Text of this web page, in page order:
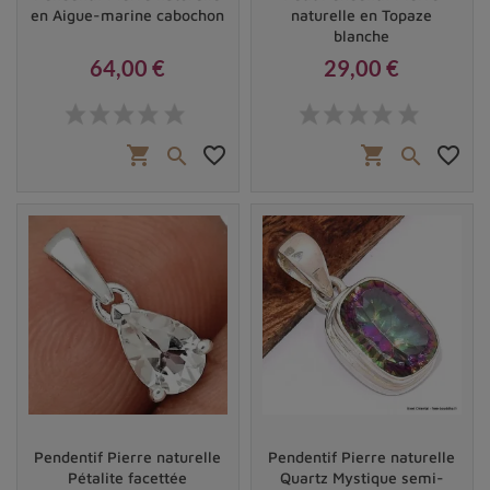
en Aigue-marine cabochon
64,00 €
shopping_cart  favorite_border
naturelle en Topaze
blanche
29,00 €
shopping_cart  favorite_border
Pendentif Pierre naturelle
Pétalite facettée
Pendentif Pierre naturelle
Quartz Mystique semi-